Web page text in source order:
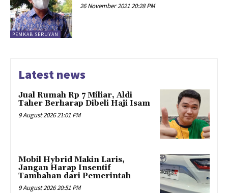
PEMKAB SERUYAN
26 November 2021 20:28 PM
Latest news
Jual Rumah Rp 7 Miliar, Aldi
Taher Berharap Dibeli Haji Isam
9 August 2026 21:01 PM
Mobil Hybrid Makin Laris,
Jangan Harap Insentif
Tambahan dari Pemerintah
9 August 2026 20:51 PM